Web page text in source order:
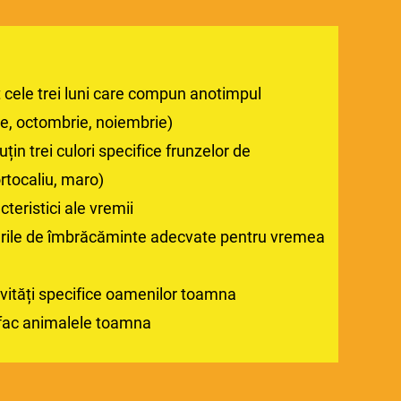
trei luni care compun anotimpul
octombrie, noiembrie)
trei culori specifice frunzelor de
maro)
ale vremii
de îmbrăcăminte adecvate pentru vremea
specifice oamenilor toamna
animalele toamna